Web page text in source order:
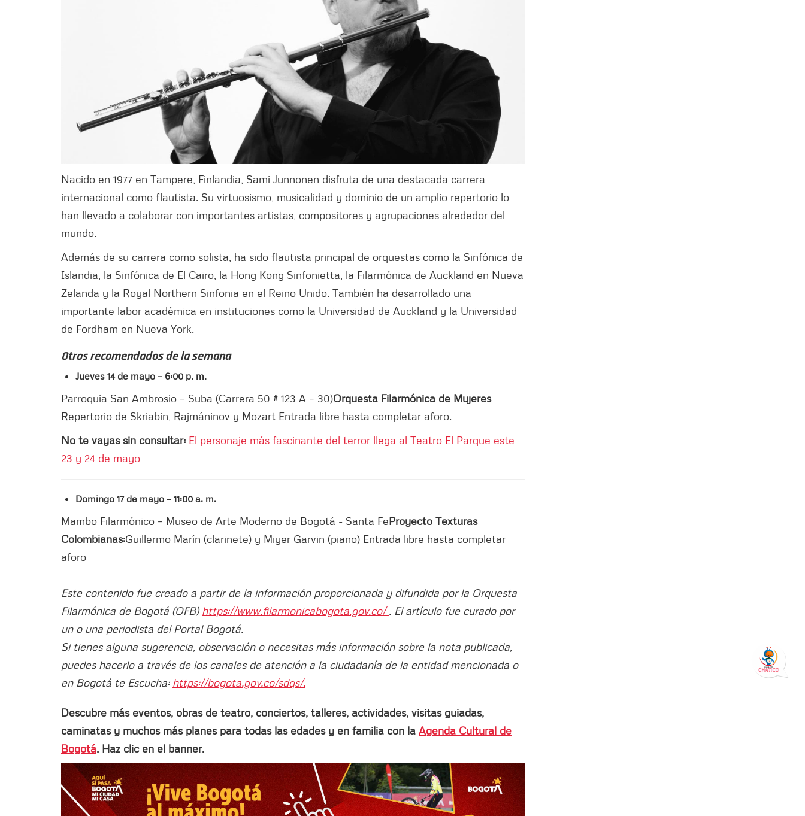
Nacido en 1977 en Tampere, Finlandia, Sami Junnonen disfruta de una destacada carrera
internacional como flautista. Su virtuosismo, musicalidad y dominio de un amplio repertorio lo
han llevado a colaborar con importantes artistas, compositores y agrupaciones alrededor del
mundo.
Además de su carrera como solista, ha sido flautista principal de orquestas como la Sinfónica de
Islandia, la Sinfónica de El Cairo, la Hong Kong Sinfonietta, la Filarmónica de Auckland en Nueva
Zelanda y la Royal Northern Sinfonia en el Reino Unido. También ha desarrollado una
importante labor académica en instituciones como la Universidad de Auckland y la Universidad
de Fordham en Nueva York.
Otros recomendados de la semana
Jueves 14 de mayo – 6:00 p. m.
Parroquia San Ambrosio – Suba (Carrera 50 # 123 A – 30)Orquesta Filarmónica de Mujeres
Repertorio de Skriabin, Rajmáninov y Mozart Entrada libre hasta completar aforo.
No te vayas sin consultar: El personaje más fascinante del terror llega al Teatro El Parque este
23 y 24 de mayo
Domingo 17 de mayo – 11:00 a. m.
Mambo Filarmónico – Museo de Arte Moderno de Bogotá - Santa FeProyecto Texturas
Colombianas:Guillermo Marín (clarinete) y Miyer Garvin (piano) Entrada libre hasta completar
aforo
Este contenido fue creado a partir de la información proporcionada y difundida por la Orquesta
Filarmónica de Bogotá (OFB) https://www.filarmonicabogota.gov.co/. El artículo fue curado por
un o una periodista del Portal Bogotá.
Si tienes alguna sugerencia, observación o necesitas más información sobre la nota publicada,
puedes hacerlo a través de los canales de atención a la ciudadanía de la entidad mencionada o
en Bogotá te Escucha: https://bogota.gov.co/sdqs/.
Descubre más eventos, obras de teatro, conciertos, talleres, actividades, visitas guiadas,
caminatas y muchos más planes para todas las edades y en familia con la Agenda Cultural de
Bogotá. Haz clic en el banner.